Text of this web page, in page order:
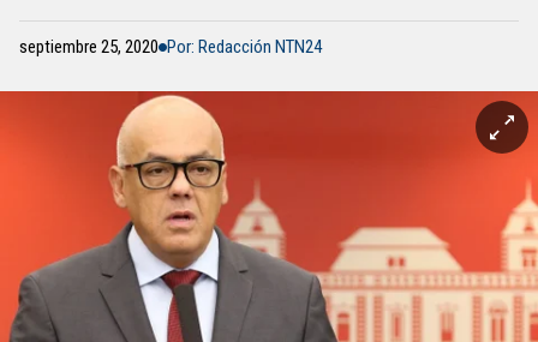
septiembre 25, 2020 Por: Redacción NTN24